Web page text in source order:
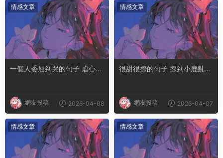
情感文章
一個人委屈到哭的句子 虐心到
網友投稿 2026-04-08
情感文章
很甜很撩的句子 撩到小鹿亂撞
網友投稿 2026-04-07
情感文章 情感文章